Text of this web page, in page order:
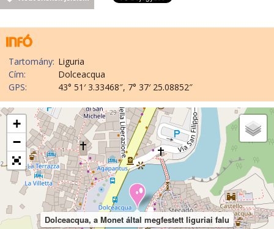
Tartomány: Liguria
Cím:
Dolceacqua
GPS:
43° 51′ 3.33468″, 7° 37′ 25.08852″
Dolceacqua, a Monet által megfestett liguriai falu
+
−